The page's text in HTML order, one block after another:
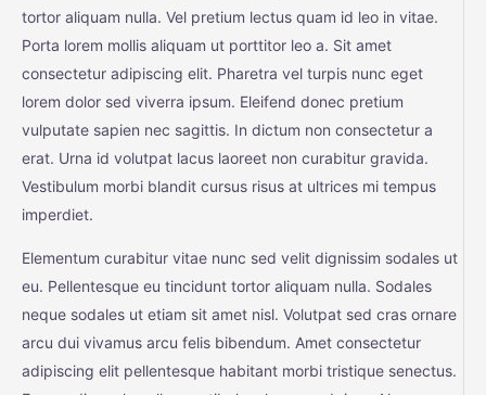
tortor aliquam nulla. Vel pretium lectus quam id leo in vitae.
Porta lorem mollis aliquam ut porttitor leo a. Sit amet
consectetur adipiscing elit. Pharetra vel turpis nunc eget
lorem dolor sed viverra ipsum. Eleifend donec pretium
vulputate sapien nec sagittis. In dictum non consectetur a
erat. Urna id volutpat lacus laoreet non curabitur gravida.
Vestibulum morbi blandit cursus risus at ultrices mi tempus
imperdiet.
Elementum curabitur vitae nunc sed velit dignissim sodales ut
eu. Pellentesque eu tincidunt tortor aliquam nulla. Sodales
neque sodales ut etiam sit amet nisl. Volutpat sed cras ornare
arcu dui vivamus arcu felis bibendum. Amet consectetur
adipiscing elit pellentesque habitant morbi tristique senectus.